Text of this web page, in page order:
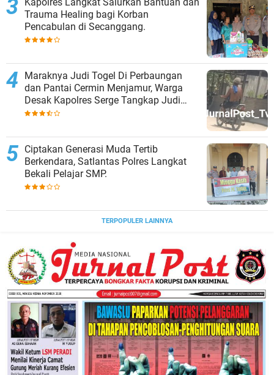
Trauma Healing bagi Korban
Pencabulan di Secanggang.
Maraknya Judi Togel Di Perbaungan
dan Pantai Cermin Menjamur, Warga
Desak Kapolres Serge Tangkap Judi
Togel
Ciptakan Generasi Muda Tertib
Berkendara, Satlantas Polres Langkat
Bekali Pelajar SMP.
TERPOPULER LAINNYA